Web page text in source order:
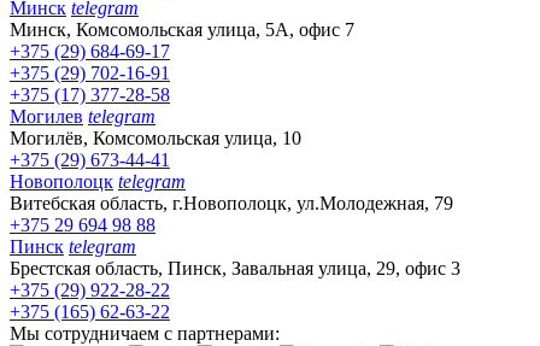
Минск telegram
Минск, Комсомольская улица, 5А, офис 7
+375 (29) 684-69-17
+375 (29) 702-16-91
+375 (17) 377-28-58
Могилев telegram
Могилёв, Комсомольская улица, 10
+375 (29) 673-44-41
Новополоцк telegram
Витебская область, г.Новополоцк, ул.Молодежная, 79
+375 29 694 98 88
Пинск telegram
Брестская область, Пинск, Завальная улица, 29, офис 3
+375 (29) 922-28-22
+375 (165) 62-63-22
Мы сотрудничаем с партнерами: